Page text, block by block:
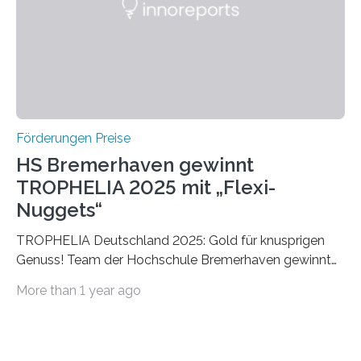
Foundation, des BIAL Award in Biomedicine ist in
Förderungen Preise
HS Bremerhaven gewinnt
TROPHELIA 2025 mit „Flexi-
Nuggets“
TROPHELIA Deutschland 2025: Gold für knusprigen
Genuss! Team der Hochschule Bremerhaven gewinnt
ECOTROPHELIAMit der Produktidee “Flexi-Nuggets”
More than 1 year ago